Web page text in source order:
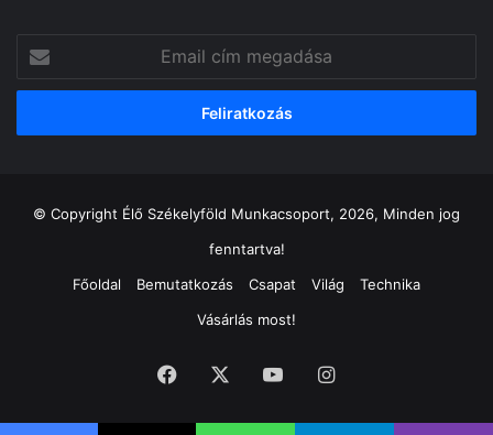
cím
megadása
© Copyright Élő Székelyföld Munkacsoport, 2026, Minden jog
fenntartva!
Főoldal
Bemutatkozás Csapat Világ
Technika
Vásárlás most!
Facebook YouTubeInstagram